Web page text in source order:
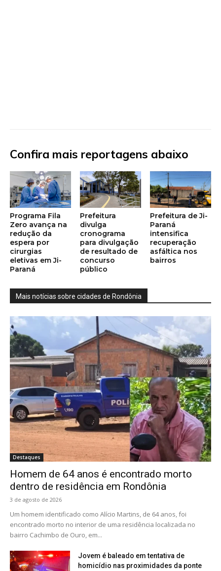
Confira mais reportagens abaixo
Programa Fila
Zero avança na
redução da
espera por
cirurgias
eletivas em Ji-
Paraná
Prefeitura
divulga
cronograma
para divulgação
de resultado de
concurso
público
Prefeitura de Ji-
Paraná
intensifica
recuperação
asfáltica nos
bairros
Mais notícias sobre cidades de Rondônia
Destaques
Homem de 64 anos é encontrado morto
dentro de residência em Rondônia
3 de agosto de 2026
Um homem identificado como Alício Martins, de 64 anos, foi
encontrado morto no interior de uma residência localizada no
bairro Cachimbo de Ouro, em...
Jovem é baleado em tentativa de
homicídio nas proximidades da ponte